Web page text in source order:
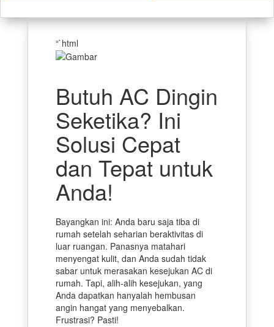
“`html
Butuh AC Dingin
Seketika? Ini
Solusi Cepat
dan Tepat untuk
Anda!
Bayangkan ini: Anda baru saja tiba di
rumah setelah seharian beraktivitas di
luar ruangan. Panasnya matahari
menyengat kulit, dan Anda sudah tidak
sabar untuk merasakan kesejukan AC di
rumah. Tapi, alih-alih kesejukan, yang
Anda dapatkan hanyalah hembusan
angin hangat yang menyebalkan.
Frustrasi? Pasti!